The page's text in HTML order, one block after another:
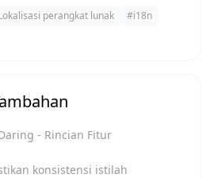
perangkat lunak #i18n
- Rincian Fitur
konsistensi istilah